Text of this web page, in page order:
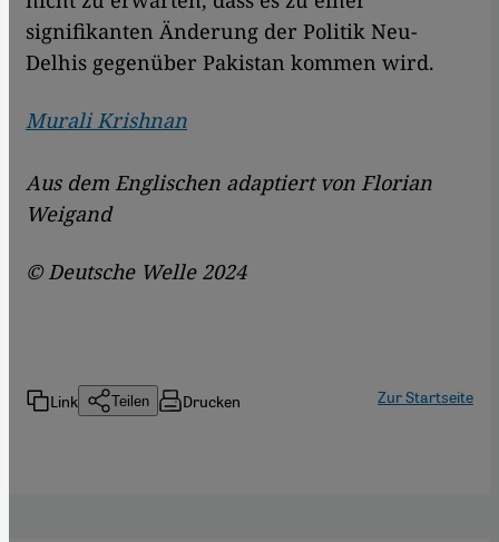
signifikanten Änderung der Politik Neu-
Delhis gegenüber Pakistan kommen wird.
Murali Krishnan
Aus dem Englischen adaptiert von Florian
Weigand
© Deutsche Welle 2024
Link Teilen Drucken Zur Startseite